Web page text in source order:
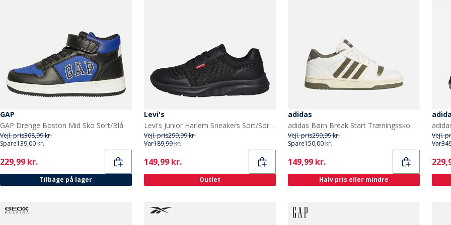
GAP
GAP Drenge Boston Mid Sko Sort/Blå
Vejl. pris368,99 kr.
Spare139,00 kr.
Current
229,99 kr.
Tilbage på lager
Levi's
Levi's Junior Harlem Sneakers Sort/Sort 0562 Black Black 0562
Vejl. pris299,99 kr.
Var189,99 kr.
Current
149,99 kr.
Outlet
adidas
adidas Børn Break Start Træningssko Chalk White/Olive Strata/Charcoal
Vejl. pris299,99 kr.
Spare150,00 kr.
Current
149,99 kr.
Halv pris eller mindre
Vejl.
Var